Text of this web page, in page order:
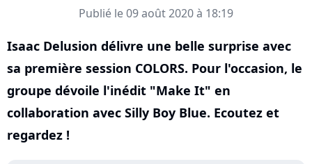
Publié le 09 août 2020 à 18:19
Isaac Delusion délivre une belle surprise avec
sa première session COLORS. Pour l'occasion, le
groupe dévoile l'inédit "Make It" en
collaboration avec Silly Boy Blue. Ecoutez et
regardez !